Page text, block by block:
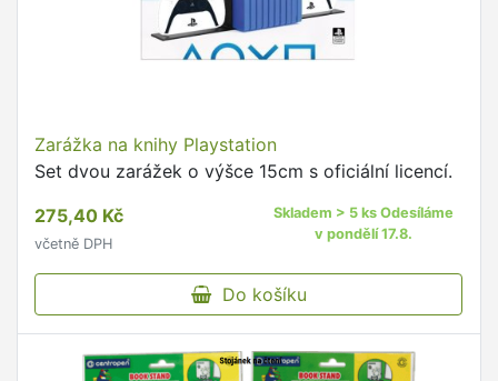
Zarážka na knihy Playstation
Set dvou zarážek o výšce 15cm s oficiální licencí.
275,40 Kč
včetně DPH
Skladem > 5 ks Odesíláme
v pondělí 17.8.
Do košíku